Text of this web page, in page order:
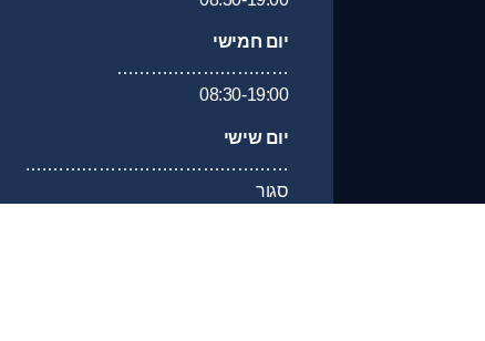
יום חמישי
…………………………
08:30-19:00
יום שישי
……………………………………….
סגור